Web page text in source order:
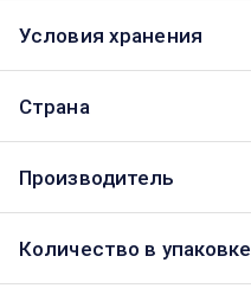
Условия хранения
Страна
Производитель
Количество в упаковке